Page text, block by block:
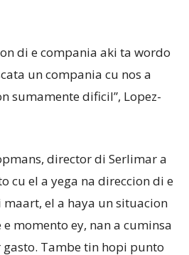
di e compania aki ta wordo
un compania cu nos a
sumamente dificil”, Lopez-
director di Serlimar a
cu el a yega na direccion di e
el a haya un situacion
momento ey, nan a cuminsa
Tambe tin hopi punto